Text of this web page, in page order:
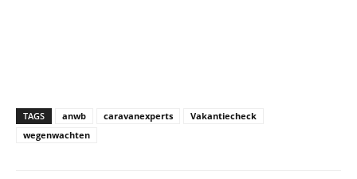
TAGS anwb caravanexperts
Vakantiecheck
wegenwachten